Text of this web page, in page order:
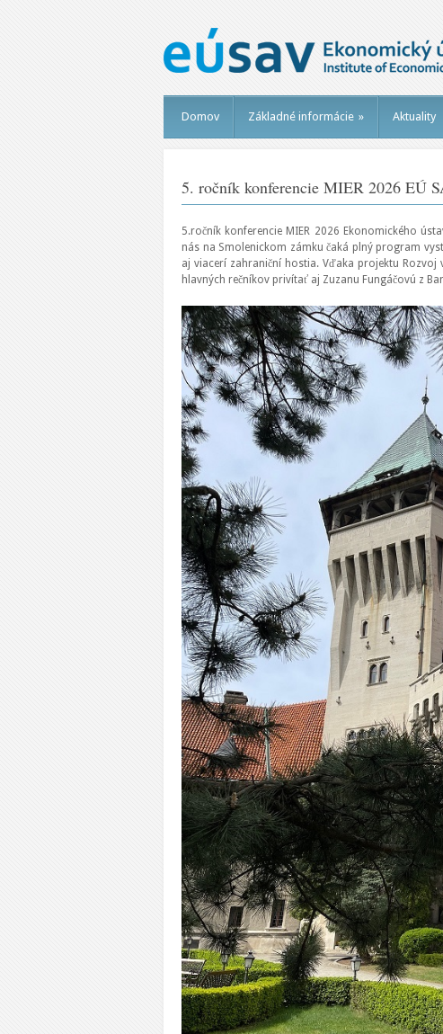
Domov Základné informácie » Aktuality
5. ročník konferencie MIER 2026 EÚ
5.ročník konferencie MIER 2026 Ekonomického
nás na Smolenickom zámku čaká plný program
aj viacerí zahraniční hostia. Vďaka projektu
hlavných rečníkov privítať aj Zuzanu Fungáčovú z